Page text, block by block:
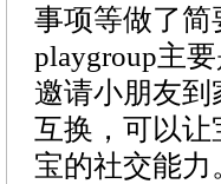
事项等做了简
playgroup主
邀请小朋友
互换，可以
宝的社交能力